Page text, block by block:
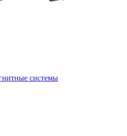
системы